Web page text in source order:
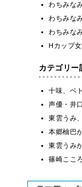
わちみな
わちみな
わちみな
Hカップ
カテゴリー
十味、ベ
声優・井
東雲うみ
本郷柚巴
東雲うみ
篠崎ここ